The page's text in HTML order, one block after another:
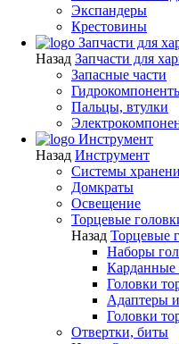
Экспандеры
Крестовины
Запчасти для
Назад Запчасти для
Запасные части
Пальцы, втулки
Инструмент
Назад Инструмент
Системы
Домкраты
Освещение
Торцевые
Назад Торцевые
Наборы
Головки
Адаптеры
Головки
Отвертки, биты